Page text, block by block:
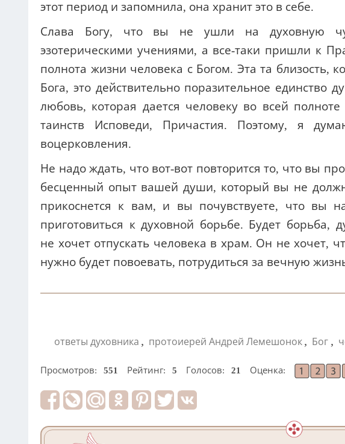
этот период и запомнила, она хранит это в себе.
Слава Богу, что вы не ушли на духовную
эзотерическими учениями, а все-таки пришли к
полнота жизни человека с Богом. Эта та близость,
Бога, это действительно поразительное единство
любовь, которая дается человеку во всей
таинств Исповеди, Причастия. Поэтому, я
воцерковления.
Не надо ждать, что вот-вот повторится то, что вы
бесценный опыт вашей души, который вы не
прикоснется к вам, и вы почувствуете, что вы
приготовиться к духовной борьбе. Будет борьба,
не хочет отпускать человека в храм. Он не хочет,
нужно будет повоевать, потрудиться за вечную
ответы духовника , протоиерей Андрей Лемешонок , Бог ,
Просмотров: 551 Рейтинг: 5 Голосов: 21 Оценка: